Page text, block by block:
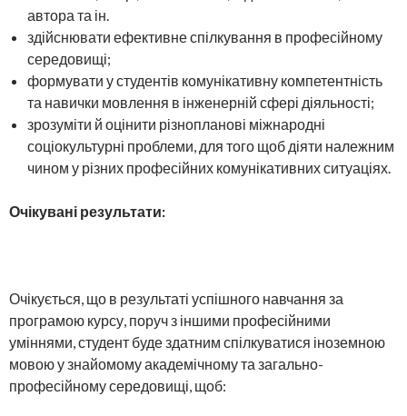
автора та ін.
здійснювати ефективне спілкування в професійному
середовищі;
формувати у студентів комунікативну компетентність
та навички мовлення в інженерній сфері діяльності;
зрозуміти й оцінити різнопланові міжнародні
соціокультурні проблеми, для того щоб діяти належним
чином у різних професійних комунікативних ситуаціях.
Очікувані результати:
Очікується, що в результаті успішного навчання за
програмою курсу, поруч з іншими професійними
уміннями, студент буде здатним спілкуватися іноземною
мовою у знайомому академічному та загально-
професійному середовищі, щоб: